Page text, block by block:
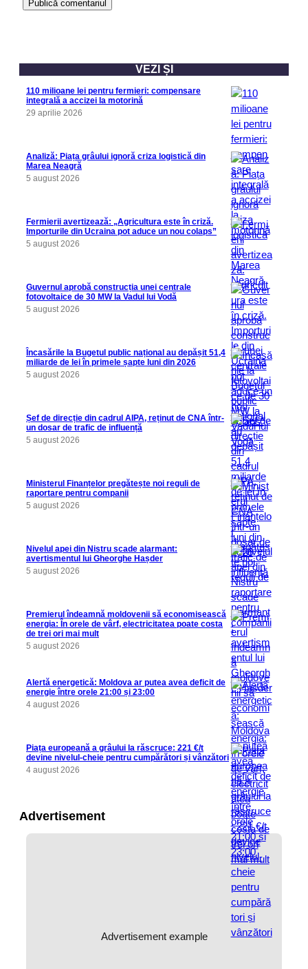
VEZI ȘI
110 milioane lei pentru fermieri: compensare
integrală a accizei la motorină
29 aprilie 2026
Analiză: Piața grâului ignoră criza logistică din
Marea Neagră
5 august 2026
Fermierii avertizează: „Agricultura este în criză.
Importurile din Ucraina pot aduce un nou colaps”
5 august 2026
Guvernul aprobă construcția unei centrale
fotovoltaice de 30 MW la Vadul lui Vodă
5 august 2026
Încasările la Bugetul public național au depășit 51,4
miliarde de lei în primele șapte luni din 2026
5 august 2026
Șef de direcție din cadrul AIPA, reținut de CNA într-
un dosar de trafic de influență
5 august 2026
Ministerul Finanțelor pregătește noi reguli de
raportare pentru companii
5 august 2026
Nivelul apei din Nistru scade alarmant:
avertismentul lui Gheorghe Hașder
5 august 2026
Premierul îndeamnă moldovenii să economisească
energia: În orele de vârf, electricitatea poate costa
de trei ori mai mult
5 august 2026
Alertă energetică: Moldova ar putea avea deficit de
energie între orele 21:00 și 23:00
4 august 2026
Piața europeană a grâului la răscruce: 221 €/t
devine nivelul-cheie pentru cumpărători și vânzători
4 august 2026
Advertisement
Advertisement example